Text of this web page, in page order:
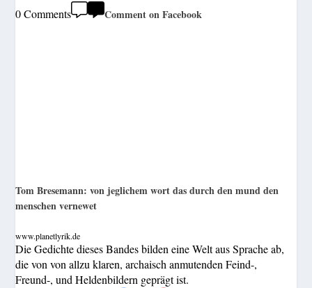
0 Comments Comment on Facebook
Tom Bresemann: von jeglichem wort das durch den mund den
menschen vernewet
www.planetlyrik.de
Die Gedichte dieses Bandes bilden eine Welt aus Sprache ab,
die von von allzu klaren, archaisch anmutenden Feind-,
Freund-, und Heldenbildern geprägt ist.